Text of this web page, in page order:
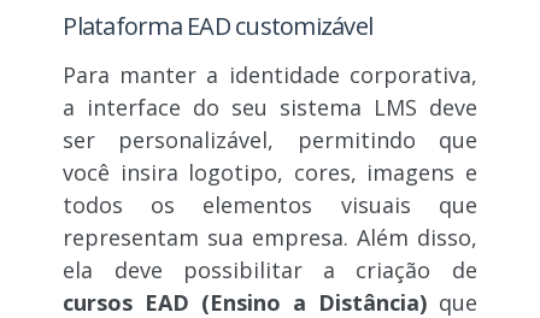
Plataforma EAD customizável
Para manter a identidade corporativa,
a interface do seu sistema LMS deve
ser personalizável, permitindo que
você insira logotipo, cores, imagens e
todos os elementos visuais que
representam sua empresa. Além disso,
ela deve possibilitar a criação de
cursos EAD (Ensino a Distância)que